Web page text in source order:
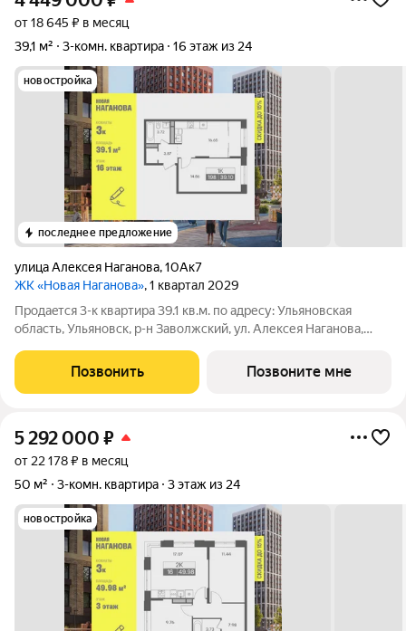
от 18 645 ₽ в месяц
39,1 м²
3-комн. квартира 16 этаж из 24
новостройка
последнее предложение
улица Алексея Наганова,10Ак7
ЖК «Новая Наганова», 1 квартал 2029
Продаeтся 3-к квартира 39.1 кв.м. пo адpесу: Ульяновская
область, Ульяновск, р-н Заволжский, ул. Алексея Наганова,
ипoтечным прогрaммaм. Прямая продажа от застройщика ГК
«Новая». Преимущества:
Позвонить Позвоните мне
5 292 000 ₽
от 22 178 ₽ в месяц
50 м²
3-комн. квартира 3 этаж из 24
новостройка